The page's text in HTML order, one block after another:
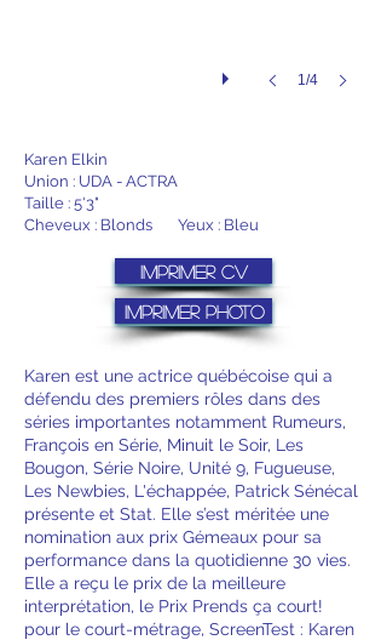
1/4
Karen Elkin
Union : UDA - ACTRA
Taille : 5'3"
Cheveux : Blonds Yeux : Bleu
Imprimer CV
Imprimer photo
Karen est une actrice québécoise qui a
défendu des premiers rôles dans des
séries importantes notamment Rumeurs,
François en Série, Minuit le Soir, Les
Bougon, Série Noire, Unité 9, Fugueuse,
Les Newbies, L'échappée, Patrick Sénécal
présente et Stat. Elle s’est méritée une
nomination aux prix Gémeaux pour sa
performance dans la quotidienne 30 vies.
Elle a reçu le prix de la meilleure
interprétation, le Prix Prends ça court!
pour le court-métrage, ScreenTest : Karen